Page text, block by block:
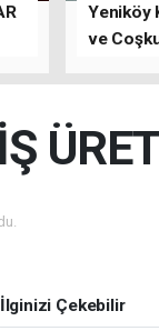
Yeniköy
ve
İlginizi Çekebilir